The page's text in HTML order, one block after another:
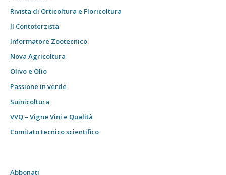
Rivista di Orticoltura e Floricoltura
Il Contoterzista
Informatore Zootecnico
Nova Agricoltura
Olivo e Olio
Passione in verde
Suinicoltura
VVQ – Vigne Vini e Qualità
Comitato tecnico scientifico
Abbonati